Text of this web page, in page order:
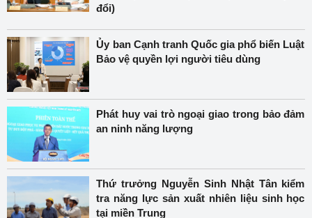
đổi)
Ủy ban Cạnh tranh Quốc gia phổ biến Luật
Bảo vệ quyền lợi người tiêu dùng
Phát huy vai trò ngoại giao trong bảo đảm
an ninh năng lượng
Thứ trưởng Nguyễn Sinh Nhật Tân kiểm
tra năng lực sản xuất nhiên liệu sinh học
tại miền Trung